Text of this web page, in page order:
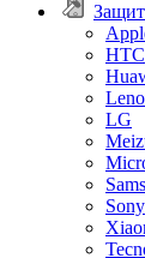
HTC
LG
Sony